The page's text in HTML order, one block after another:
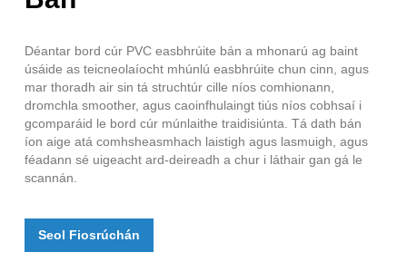
Déantar bord cúr PVC easbhrúite bán a mhonarú ag baint
úsáide as teicneolaíocht mhúnlú easbhrúite chun cinn, agus
mar thoradh air sin tá struchtúr cille níos comhionann,
dromchla smoother, agus caoinfhulaingt tiús níos cobhsaí i
gcomparáid le bord cúr múnlaithe traidisiúnta. Tá dath bán
íon aige atá comhsheasmhach laistigh agus lasmuigh, agus
féadann sé uigeacht ard-deireadh a chur i láthair gan gá le
scannán.
Seol Fiosrúchán